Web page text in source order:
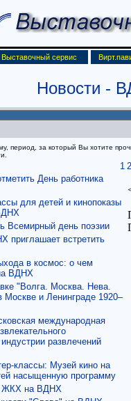
Выставочный сервис
Новости -
период, за который Вы хотите
1 2
День работника
для детей и кинопоказы
Всемирный день поэзии
приглашает встретить
в космос: о чем
ВДНХ
"Волга. Москва. Нева.
Москве и Ленинграде 1920–
международная
развлечений
классы: Музей кино на
насыщенную программу
ЖКХ на ВДНХ